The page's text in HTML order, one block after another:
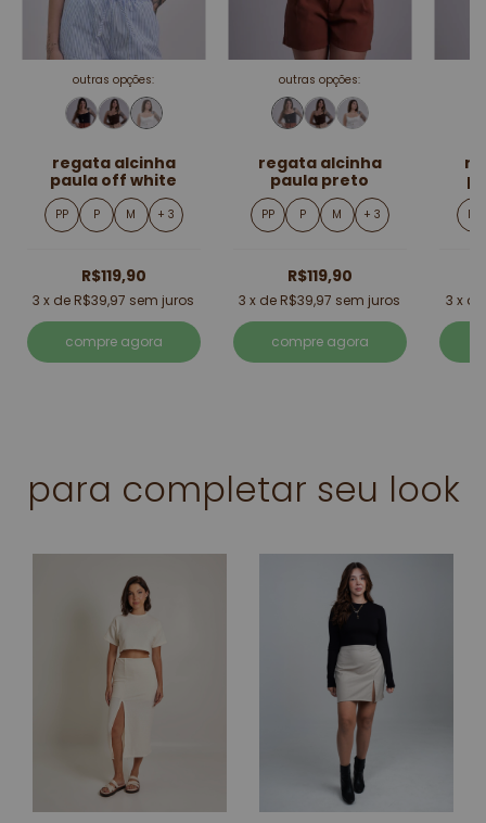
outras opções:
regata alcinha
paula off white
PP P M + 3
R$119,90
3 x de R$39,97 sem juros
compre agora
outras opções:
regata alcinha
paula preto
PP P M + 3
R$119,90
3 x de R$39,97 sem juros
compre agora
PP
3 x
para completar seu look